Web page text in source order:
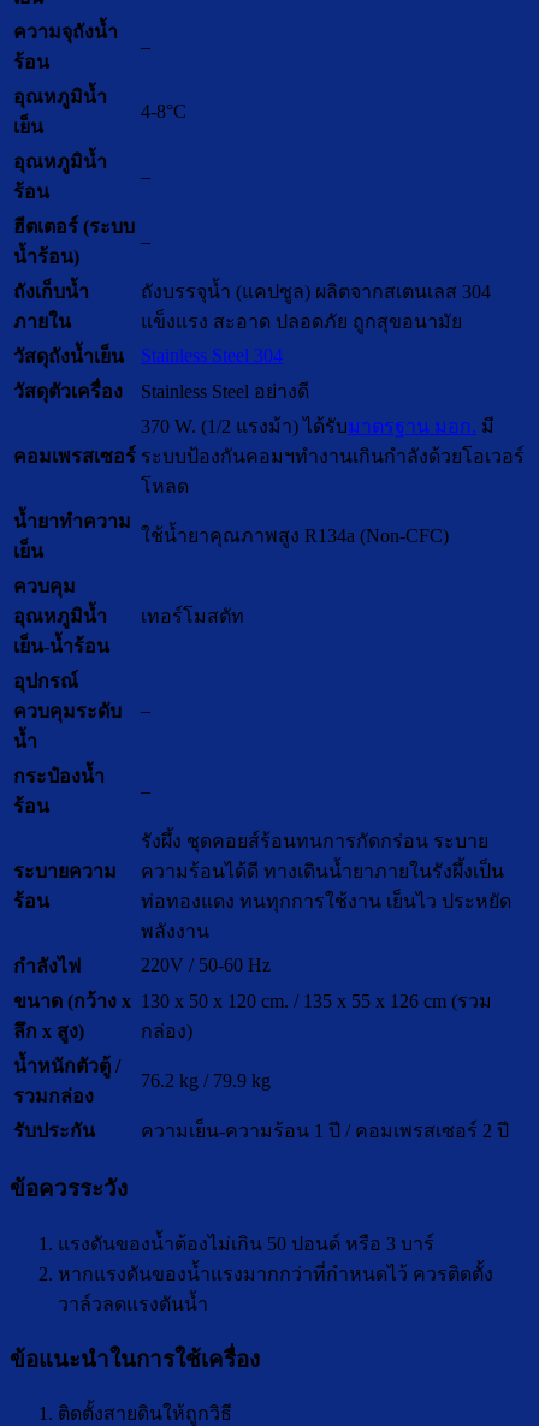
ความจุถังน้ำ
ร้อน
–
อุณหภูมิน้ำ
เย็น
4-8°C
อุณหภูมิน้ำ
ร้อน
–
ฮีตเตอร์ (ระบบ
น้ำร้อน)
–
ถังเก็บน้ำ
ภายใน
ถังบรรจุน้ำ (แคปซูล) ผลิตจากสเตนเลส 304
แข็งแรง สะอาด ปลอดภัย ถูกสุขอนามัย
วัสดุถังน้ำเย็น
Stainless Steel 304
วัสดุตัวเครื่อง
Stainless Steel อย่างดี
คอมเพรสเซอร์
370 W. (1/2 แรงม้า) ได้รับมาตรฐาน มอก. มี
ระบบป้องกันคอมฯทำงานเกินกำลังด้วยโอเวอร์
โหลด
น้ำยาทำความ
เย็น
ใช้น้ำยาคุณภาพสูง R134a (Non-CFC)
ควบคุม
อุณหภูมิน้ำ
เย็น-น้ำร้อน
เทอร์โมสตัท
อุปกรณ์
ควบคุมระดับ
น้ำ
–
กระป๋องน้ำ
ร้อน
–
ระบายความ
ร้อน
รังผึ้ง ชุดคอยส์ร้อนทนการกัดกร่อน ระบาย
ความร้อนได้ดี ทางเดินน้ำยาภายในรังผึ้งเป็น
ท่อทองแดง ทนทุกการใช้งาน เย็นไว ประหยัด
พลังงาน
กำลังไฟ
220V / 50-60 Hz
ขนาด (กว้าง x
ลึก x สูง)
130 x 50 x 120 cm. / 135 x 55 x 126 cm (รวม
กล่อง)
น้ำหนักตัวตู้ /
รวมกล่อง
76.2 kg / 79.9 kg
รับประกัน ความเย็น-ความร้อน 1 ปี / คอมเพรสเซอร์ 2 ปี
ข้อควรระวัง
แรงดันของน้ำต้องไม่เกิน 50 ปอนด์ หรือ 3 บาร์
หากแรงดันของน้ำแรงมากกว่าที่กำหนดไว้ ควรติดตั้ง
วาล์วลดแรงดันน้ำ
ข้อแนะนำในการใช้เครื่อง
ติดตั้งสายดินให้ถูกวิธี